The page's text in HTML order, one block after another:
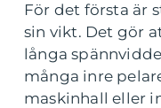
För det första är
sin vikt. Det gör
långa
många inre
maskinhall eller